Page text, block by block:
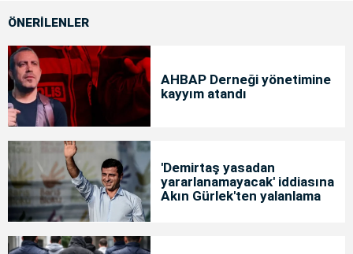
ÖNERİLENLER
AHBAP Derneği yönetimine
kayyım atandı
'Demirtaş yasadan
yararlanamayacak' iddiasına
Akın Gürlek'ten yalanlama